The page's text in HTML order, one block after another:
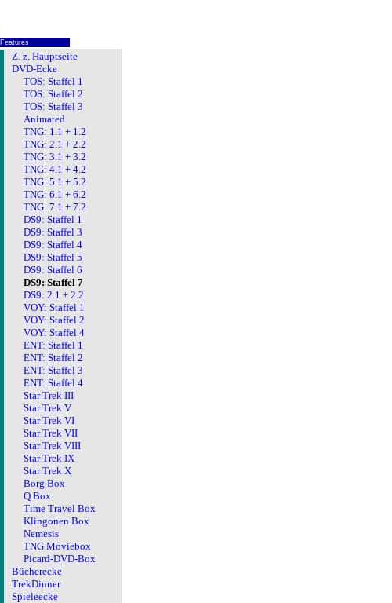
Features
Z. z. Hauptseite
DVD-Ecke
TOS: Staffel 1
TOS: Staffel 2
TOS: Staffel 3
Animated
TNG: 1.1 + 1.2
TNG: 2.1 + 2.2
TNG: 3.1 + 3.2
TNG: 4.1 + 4.2
TNG: 5.1 + 5.2
TNG: 6.1 + 6.2
TNG: 7.1 + 7.2
DS9: Staffel 1
DS9: Staffel 3
DS9: Staffel 4
DS9: Staffel 5
DS9: Staffel 6
DS9: Staffel 7
DS9: 2.1 + 2.2
VOY: Staffel 1
VOY: Staffel 2
VOY: Staffel 4
ENT: Staffel 1
ENT: Staffel 2
ENT: Staffel 3
ENT: Staffel 4
Star Trek III
Star Trek V
Star Trek VI
Star Trek VII
Star Trek VIII
Star Trek IX
Star Trek X
Borg Box
Q Box
Time Travel Box
Klingonen Box
Nemesis
TNG Moviebox
Picard-DVD-Box
Bücherecke
TrekDinner
Spieleecke